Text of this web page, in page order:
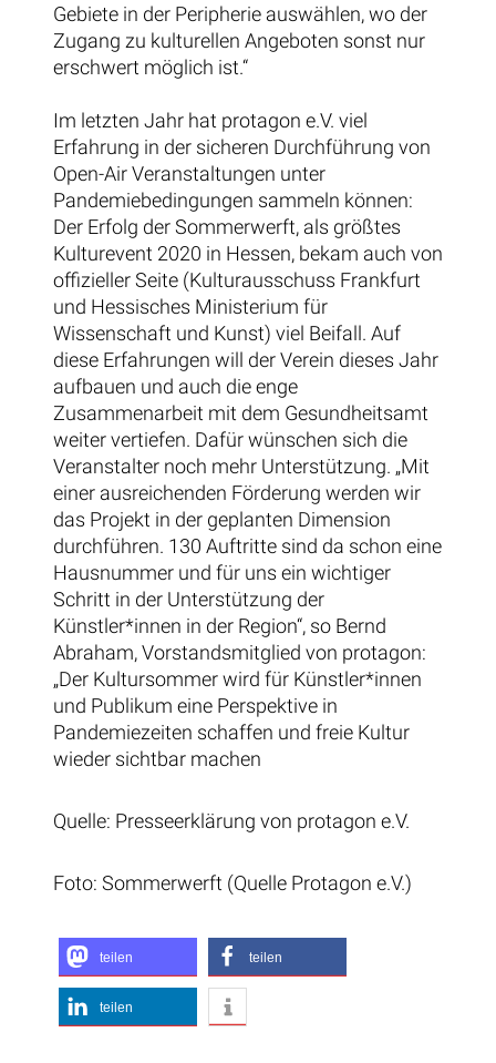
Gebiete in der Peripherie auswählen, wo der
Zugang zu kulturellen Angeboten sonst nur
erschwert möglich ist.“
Im letzten Jahr hat protagon e.V. viel
Erfahrung in der sicheren Durchführung von
Open-Air Veranstaltungen unter
Pandemiebedingungen sammeln können:
Der Erfolg der Sommerwerft, als größtes
Kulturevent 2020 in Hessen, bekam auch von
offizieller Seite (Kulturausschuss Frankfurt
und Hessisches Ministerium für
Wissenschaft und Kunst) viel Beifall. Auf
diese Erfahrungen will der Verein dieses Jahr
aufbauen und auch die enge
Zusammenarbeit mit dem Gesundheitsamt
weiter vertiefen. Dafür wünschen sich die
Veranstalter noch mehr Unterstützung. „Mit
einer ausreichenden Förderung werden wir
das Projekt in der geplanten Dimension
durchführen. 130 Auftritte sind da schon eine
Hausnummer und für uns ein wichtiger
Schritt in der Unterstützung der
Künstler*innen in der Region“, so Bernd
Abraham, Vorstandsmitglied von protagon:
„Der Kultursommer wird für Künstler*innen
und Publikum eine Perspektive in
Pandemiezeiten schaffen und freie Kultur
wieder sichtbar machen
Quelle: Presseerklärung von protagon e.V.
Foto: Sommerwerft (Quelle Protagon e.V.)
teilen teilen
teilen